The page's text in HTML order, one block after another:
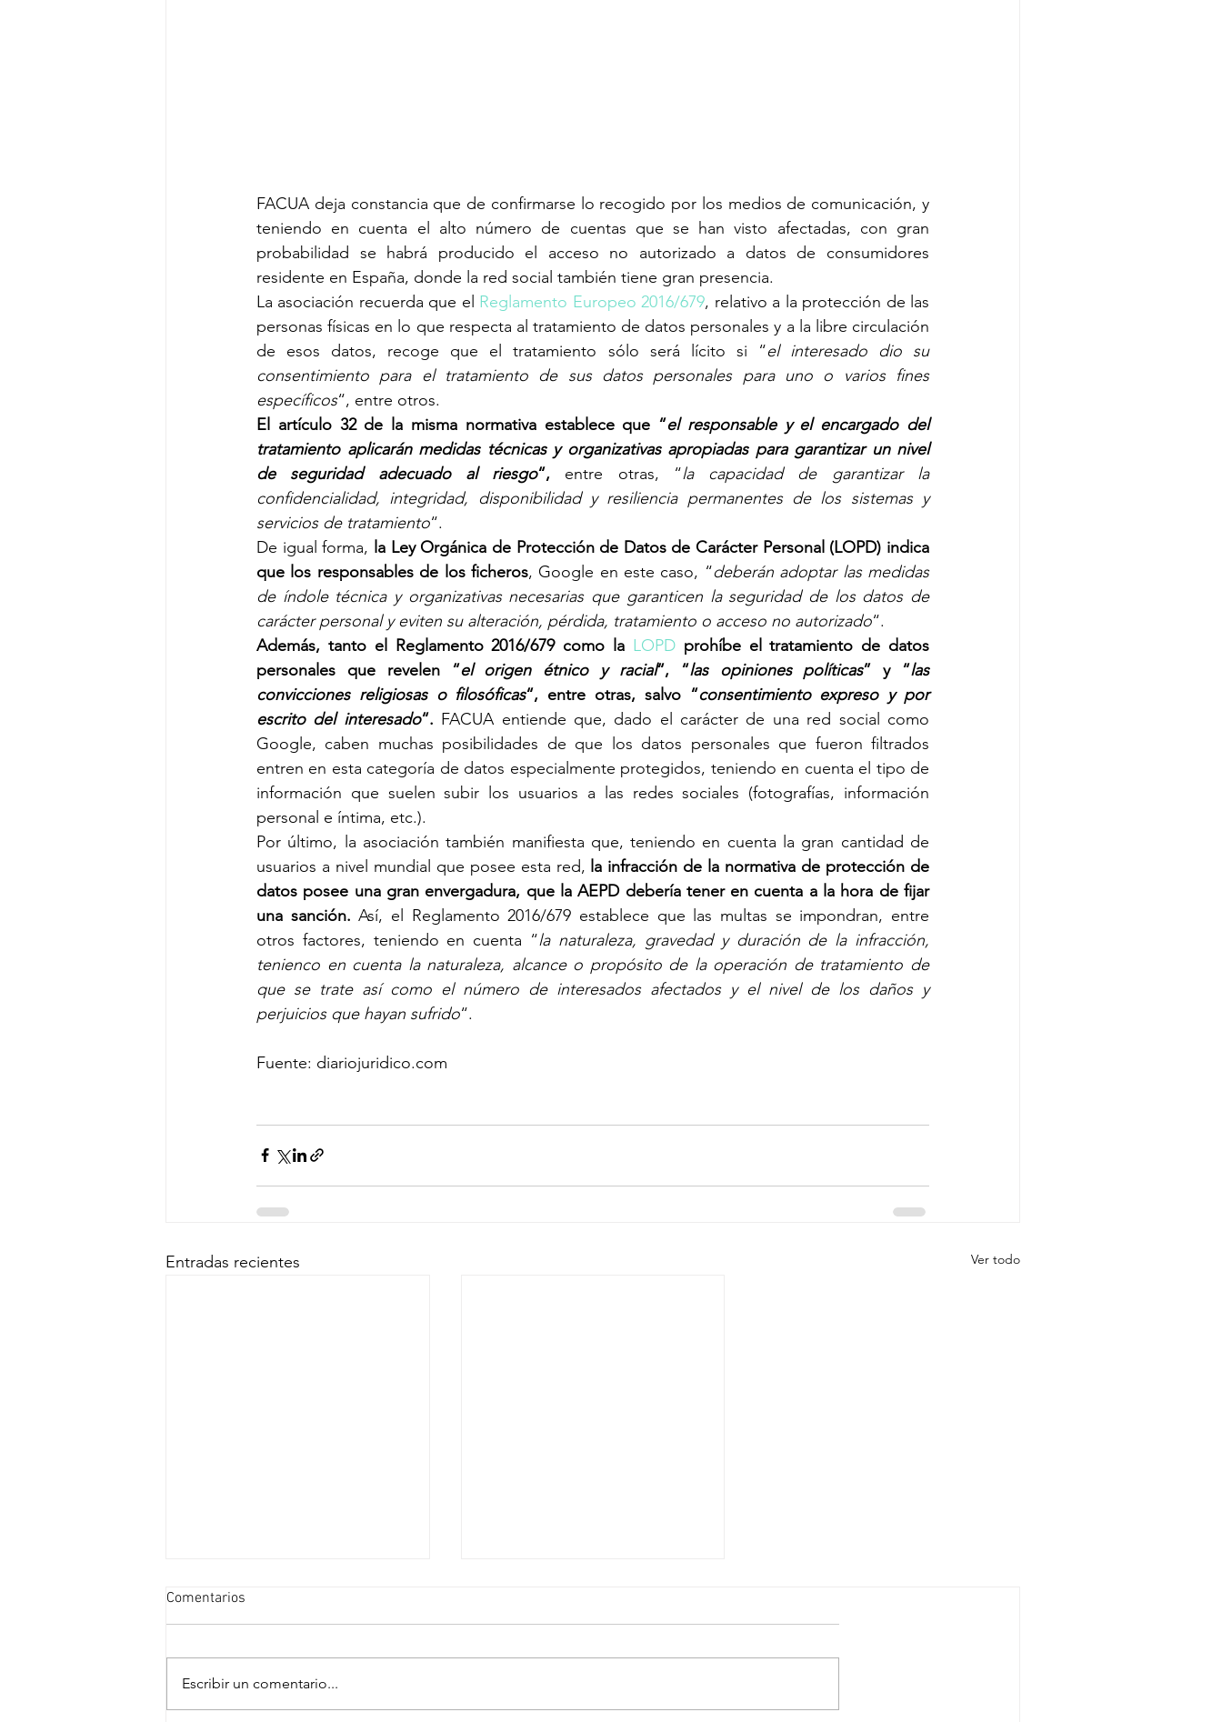
FACUA deja constancia que de confirmarse lo recogido por los medios de comunicación, y
teniendo en cuenta el alto número de cuentas que se han visto afectadas, con gran
probabilidad se habrá producido el acceso no autorizado a datos de consumidores
residente en España, donde la red social también tiene gran presencia.
La asociación recuerda que el Reglamento Europeo 2016/679, relativo a la protección de las
personas físicas en lo que respecta al tratamiento de datos personales y a la libre circulación
de esos datos, recoge que el tratamiento sólo será lícito si “el interesado dio su
consentimiento para el tratamiento de sus datos personales para uno o varios fines
específicos“, entre otros.
El artículo 32 de la misma normativa establece que “el responsable y el encargado del
tratamiento aplicarán medidas técnicas y organizativas apropiadas para garantizar un nivel
de seguridad adecuado al riesgo“, entre otras, “la capacidad de garantizar la
confidencialidad, integridad, disponibilidad y resiliencia permanentes de los sistemas y
servicios de tratamiento“.
De igual forma, la Ley Orgánica de Protección de Datos de Carácter Personal (LOPD) indica
que los responsables de los ficheros, Google en este caso, “deberán adoptar las medidas
de índole técnica y organizativas necesarias que garanticen la seguridad de los datos de
carácter personal y eviten su alteración, pérdida, tratamiento o acceso no autorizado“.
Además, tanto el Reglamento 2016/679 como la LOPD prohíbe el tratamiento de datos
personales que revelen “el origen étnico y racial“, “las opiniones políticas” y “las
convicciones religiosas o filosóficas“, entre otras, salvo “consentimiento expreso y por
escrito del interesado“. FACUA entiende que, dado el carácter de una red social como
Google, caben muchas posibilidades de que los datos personales que fueron filtrados
entren en esta categoría de datos especialmente protegidos, teniendo en cuenta el tipo de
información que suelen subir los usuarios a las redes sociales (fotografías, información
personal e íntima, etc.).
Por último, la asociación también manifiesta que, teniendo en cuenta la gran cantidad de
usuarios a nivel mundial que posee esta red, la infracción de la normativa de protección de
datos posee una gran envergadura, que la AEPD debería tener en cuenta a la hora de fijar
una sanción. Así, el Reglamento 2016/679 establece que las multas se impondran, entre
otros factores, teniendo en cuenta “la naturaleza, gravedad y duración de la infracción,
tenienco en cuenta la naturaleza, alcance o propósito de la operación de tratamiento de
que se trate así como el número de interesados afectados y el nivel de los daños y
perjuicios que hayan sufrido“.
Fuente: diariojuridico.com
Entradas recientes Ver todo
Comentarios
Escribir un comentario...